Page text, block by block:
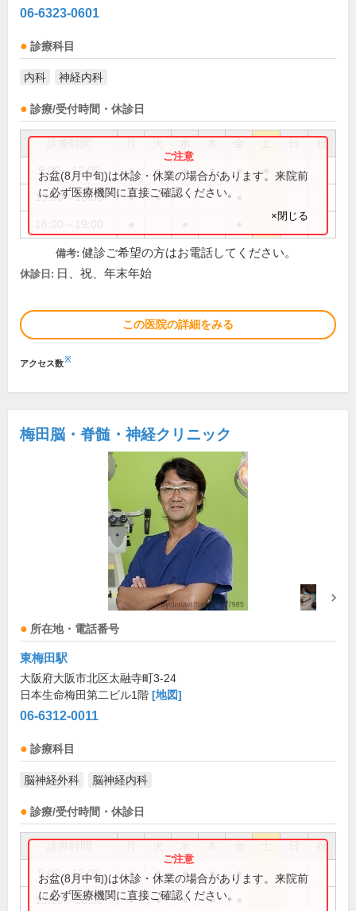
06-6323-0601
診療科目
内科 神経内科
診療/受付時間・休診日
祝
9:00～12:00 ● ● ● ● ●
13:00～15:00 ● ●
お盆(8月中旬)は休診・休業の場合があります。来院前
に必ず医療機関に直接ご確認ください。
×閉じる
備考: 健診ご希望の方はお電話してください。
休診日: 日、祝、年末年始
この医院の詳細をみる
アクセス数※
梅田脳・脊髄・神経クリニック
所在地・電話番号
東梅田駅
大阪府大阪市北区太融寺町3-24
日本生命梅田第二ビル1階 [地図]
06-6312-0011
診療科目
脳神経外科 脳神経内科
診療/受付時間・休診日
祝
9:00～12:00 ● ● ● ● ●
15:00～18:00 ● ● ● ●
お盆(8月中旬)は休診・休業の場合があります。来院前
に必ず医療機関に直接ご確認ください。